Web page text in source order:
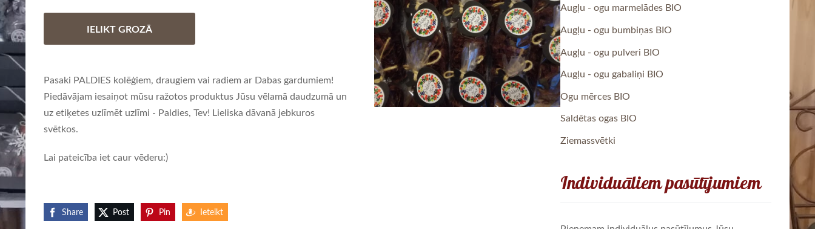
Augļu - ogu marmelādes BIO
Augļu - ogu bumbiņas BIO
Augļu - ogu pulveri BIO
Augļu - ogu gabaliņi BIO
Ogu mērces BIO
Saldētas ogas BIO
Ziemassvētki
Individuāliem pasūtījumiem
IELIKT GROZĀ
Pasaki PALDIES kolēģiem, draugiem vai radiem ar Dabas gardumiem!
Piedāvājam iesaiņot mūsu ražotos produktus Jūsu vēlamā daudzumā un
uz etiķetes uzlīmēt uzlīmi - Paldies, Tev! Lieliska dāvanā jebkuros
svētkos.
Lai pateicība iet caur vēderu:)
Share Post Pin Ieteikt